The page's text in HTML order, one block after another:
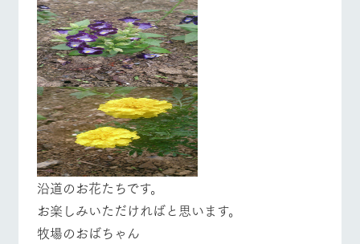
沿道のお花たちです。
お楽しみいただければと思います。
牧場のおばちゃん